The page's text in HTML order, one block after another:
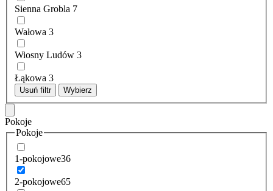
Sienna Grobla 7
Wałowa 3
Wiosny Ludów 3
Łąkowa 3
Usuń filtr Wybierz
Pokoje
Pokoje
1-pokojowe36
2-pokojowe65